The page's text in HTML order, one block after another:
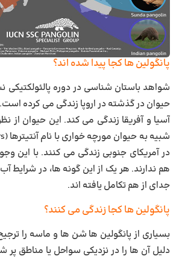
پانگولین ها کجا پیدا شده اند؟
شواهد باستان شناسی در دوره
حیوان در گذشته در اروپا زندگی می کرده است.
آسیا و آفریقا زندگی می کند. این حیوان از
در آمریکای جنوبی زندگی می کنند. با این
هم ندارند. هر یک از این گونه ها، در شرایط
جدای از هم تکامل یافته اند.
پانگولین ها کجا زندگی می کنند؟
بسیاری از پانگولین ها شن ها و ماسه را
دلیل آن ها را در نزدیکی سواحل یا مناطق